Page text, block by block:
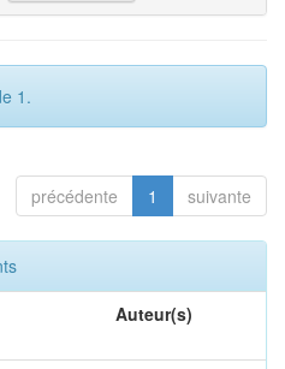
1.
précédente 1 suivante
Auteur(s)